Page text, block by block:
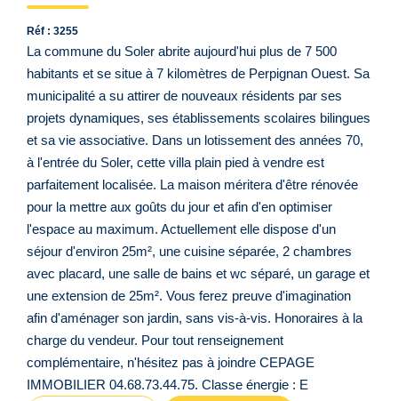
Réf : 3255
La commune du Soler abrite aujourd'hui plus de 7 500
habitants et se situe à 7 kilomètres de Perpignan Ouest. Sa
municipalité a su attirer de nouveaux résidents par ses
projets dynamiques, ses établissements scolaires bilingues
et sa vie associative. Dans un lotissement des années 70,
à l'entrée du Soler, cette villa plain pied à vendre est
parfaitement localisée. La maison méritera d'être rénovée
pour la mettre aux goûts du jour et afin d'en optimiser
l'espace au maximum. Actuellement elle dispose d'un
séjour d'environ 25m², une cuisine séparée, 2 chambres
avec placard, une salle de bains et wc séparé, un garage et
une extension de 25m². Vous ferez preuve d'imagination
afin d'aménager son jardin, sans vis-à-vis. Honoraires à la
charge du vendeur. Pour tout renseignement
complémentaire, n'hésitez pas à joindre CEPAGE
IMMOBILIER 04.68.73.44.75. Classe énergie : E